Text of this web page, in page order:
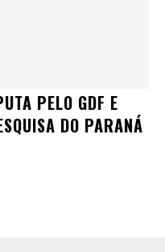
PELO GDF E
DO PARANÁ